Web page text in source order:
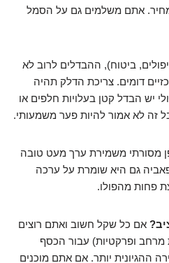
אתם משלמים גם על הסמל
ביטוח), ההבדלים לרוב לא
דומים. צריכת הדלק תהיה
יש הבדל קטן בעלויות חלפים או
זה לא אמור להיות פער משמעותי.
מסורתי משמירת ערך מעט טובה
גם היא שומרת על ערכה
פחות מהפולו.
אם כל שקל חשוב ואתם רוצים
ופרקטיות) עבור הכסף
ההגיונית יותר. אם אתם מוכנים